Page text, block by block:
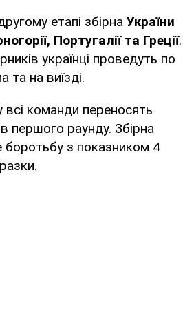
етапі збірна України
Португалії та Греції.
українці проведуть по
та на виїзді.
всі команди переносять
першого раунду. Збірна
боротьбу з показником 4